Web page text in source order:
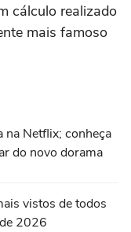
cálculo realizado
mais famoso
Netflix; conheça
do novo dorama
vistos de todos
2026